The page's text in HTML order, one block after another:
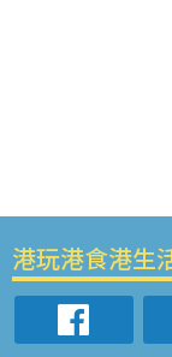
港玩港食港生